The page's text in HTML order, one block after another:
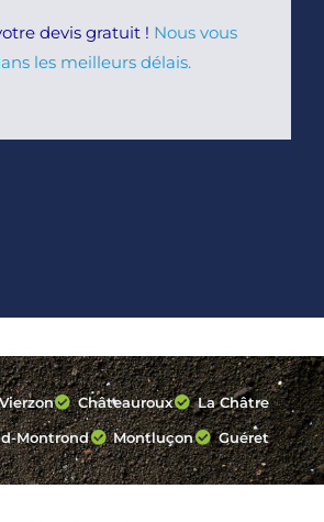
devis gratuit ! Nous vous
les meilleurs délais.
Châteauroux
La Châtre
Montrond
Montluçon Guéret